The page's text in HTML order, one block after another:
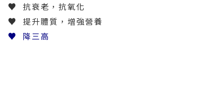
♥
抗衰老，抗氧化
♥
提升體質，增強營養
♥
降三高